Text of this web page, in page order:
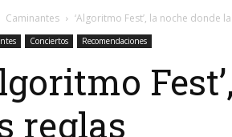
Caminantes ‘Algoritmo Fest’, la noche donde
Conciertos Recomendaciones
reglas